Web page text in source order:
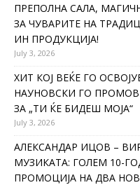
ПРЕПОЛНА САЛА,
ЗА ЧУВАРИТЕ НА
ИН ПРОДУКЦИЈА!
July 3, 2026
ХИТ КОЈ ВЕЌЕ ГО
НАУНОВСКИ ГО
ЗА „ТИ ЌЕ БИДЕШ МОЈА“
July 3, 2026
АЛЕКСАНДАР ИЦОВ –
МУЗИКАТА: ГОЛЕМ 10-
ПРОМОЦИЈА НА ДВА